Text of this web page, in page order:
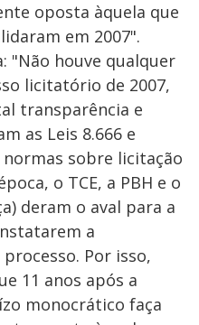
oposta àquela que
em 2007".
"Não houve qualquer
licitatório de 2007,
transparência e
as Leis 8.666 e
normas sobre licitação
o TCE, a PBH e o
deram o aval para a
a
Por isso,
11 anos após a
monocrático faça